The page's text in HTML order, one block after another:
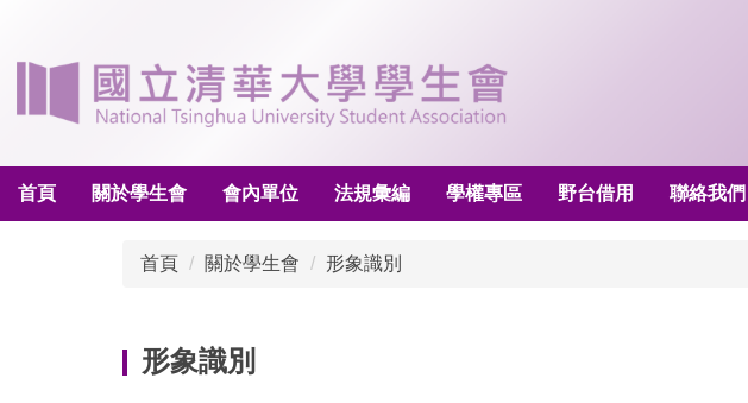
區
首頁 關於學生會 會內單位 法規彙編 學權專區 野台借用 聯絡我們
首頁 關於學生會 形象識別
形象識別